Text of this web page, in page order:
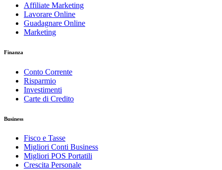
Affiliate Marketing
Lavorare Online
Guadagnare Online
Marketing
Finanza
Conto Corrente
Risparmio
Investimenti
Carte di Credito
Business
Fisco e Tasse
Migliori Conti Business
Migliori POS Portatili
Crescita Personale